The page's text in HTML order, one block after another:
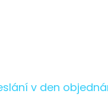
v den